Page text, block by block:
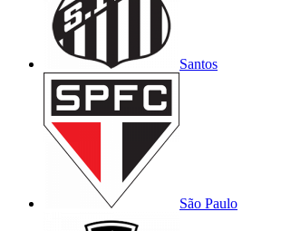
Santos
São Paulo